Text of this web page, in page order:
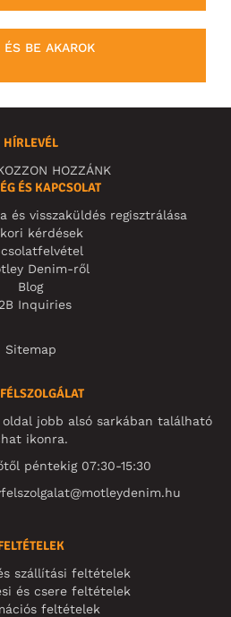
ÉS BE AKAROK
HÍRLEVÉL
HOZZÁNK
ÉS KAPCSOLAT
és visszaküldés regisztrálása
kérdések
Denim-ről
Blog
Inquiries
Sitemap
jobb alsó sarkában található
ikonra.
péntekig 07:30-15:30
szállítási feltételek
és csere feltételek
feltételek